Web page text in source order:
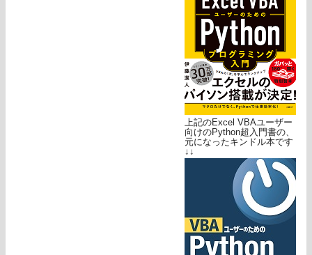
上記のExcel VBAユーザー
向けのPython超入門書の、
元になったキンドル本です
↓↓